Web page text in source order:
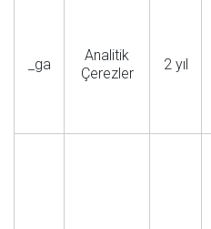
_ga
Analitik
Çerezler
2 yıl